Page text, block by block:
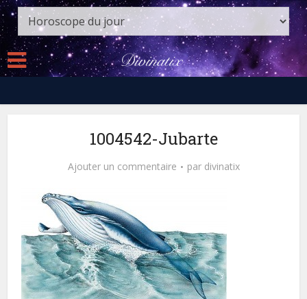
1004542-Jubarte
Ajouter un commentaire par divinatix